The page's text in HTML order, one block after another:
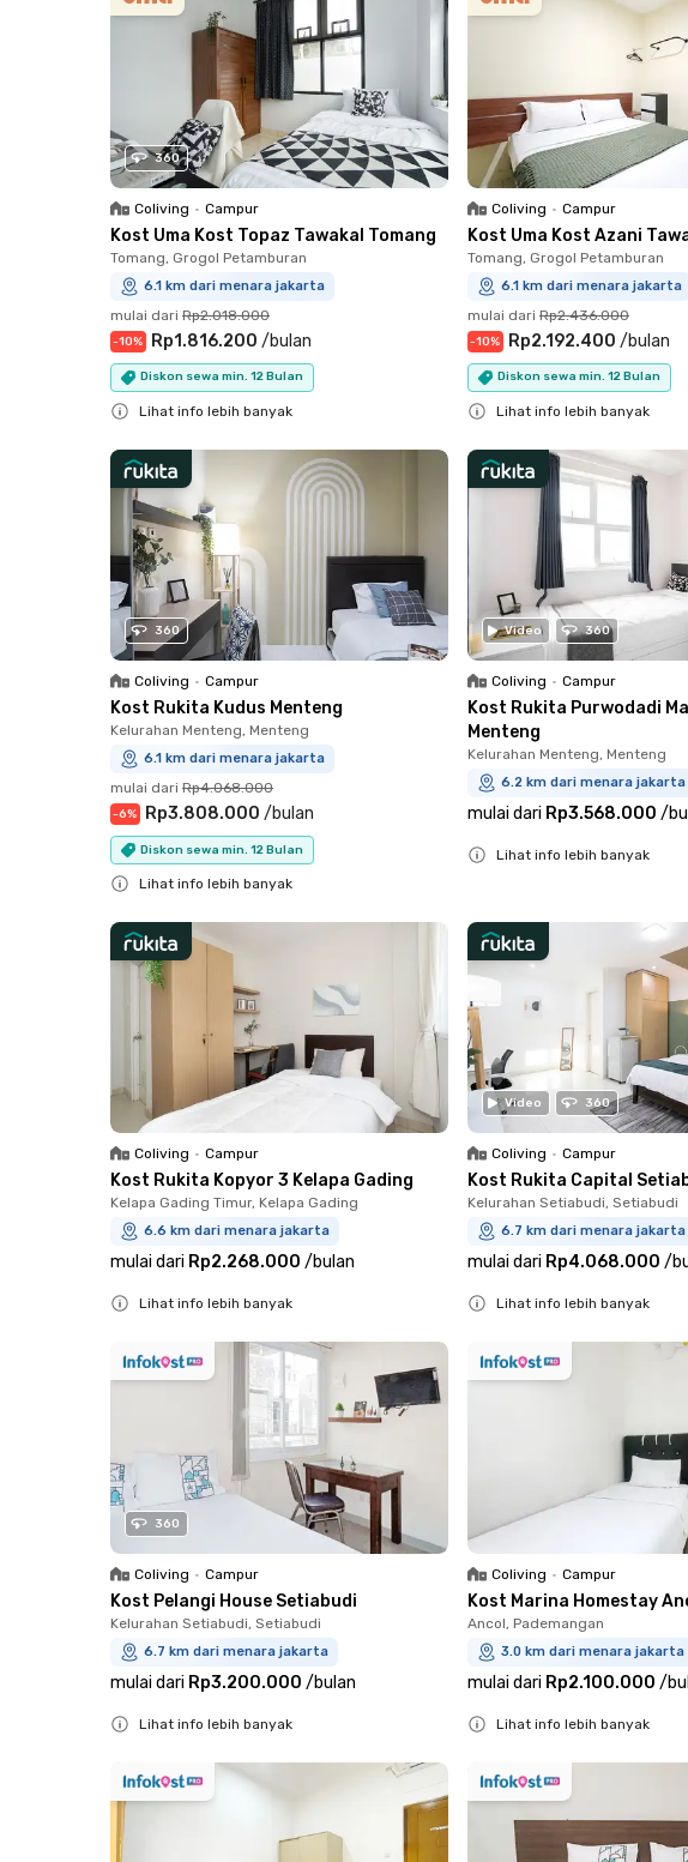
360
Coliving • Campur
Kost Uma Kost Topaz Tawakal Tomang
Tomang, Grogol Petamburan
6.1 km dari menara jakarta
mulai dari Rp2.018.000
-10% Rp1.816.200 /bulan
Diskon sewa min. 12 Bulan
Lihat info lebih banyak
Coliving • Campur
Kost Uma Kost Azani
Tomang, Grogol Petamburan
6.1 km dari menara jakarta
mulai dari Rp2.436.000
-10% Rp2.192.400 /bulan
Diskon sewa min. 12 Bulan
Lihat info lebih banyak
360
Coliving • Campur
Kost Rukita Kudus Menteng
Kelurahan Menteng, Menteng
6.1 km dari menara jakarta
mulai dari Rp4.068.000
-6% Rp3.808.000 /bulan
Diskon sewa min. 12 Bulan
Lihat info lebih banyak
Video 360
Coliving • Campur
Kost Rukita Purwodadi
Menteng
Kelurahan Menteng, Menteng
6.2 km dari menara jakarta
mulai dari Rp3.568.000 /
Lihat info lebih banyak
Coliving • Campur
Kost Rukita Kopyor 3 Kelapa Gading
Kelapa Gading Timur, Kelapa Gading
6.6 km dari menara jakarta
mulai dari Rp2.268.000 /bulan
Lihat info lebih banyak
Video 360
Coliving • Campur
Kost Rukita Capital
Kelurahan Setiabudi, Setiabudi
6.7 km dari menara jakarta
mulai dari Rp4.068.000 /
Lihat info lebih banyak
360
Coliving • Campur
Kost Pelangi House Setiabudi
Kelurahan Setiabudi, Setiabudi
6.7 km dari menara jakarta
mulai dari Rp3.200.000 /bulan
Lihat info lebih banyak
Coliving • Campur
Kost Marina Homestay
Ancol, Pademangan
3.0 km dari menara jakarta
mulai dari Rp2.100.000 /
Lihat info lebih banyak